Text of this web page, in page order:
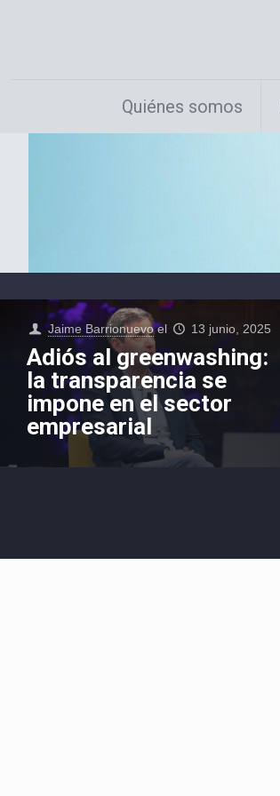
Quiénes somos
Jaime Barrionuevo el 13 junio, 2025
Adiós al greenwashing:
la transparencia se
impone en el sector
empresarial